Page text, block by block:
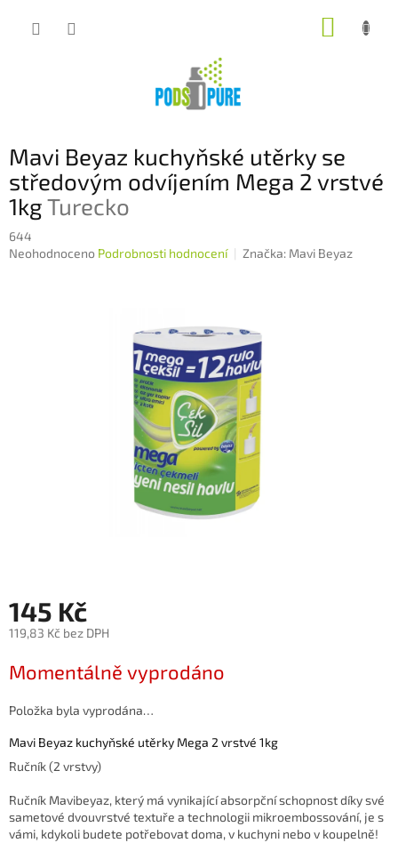
Mavi Beyaz kuchyňské utěrky se
středovým odvíjením Mega 2 vrstvé
1kgTurecko
644
Průměrné
Neohodnoceno Podrobnosti hodnocení Značka: Mavi Beyaz
145 Kč
119,83 Kč bez DPH
cena:
Momentálně vyprodáno
Položka byla vyprodána…
Mavi Beyaz kuchyňské utěrky Mega 2 vrstvé 1kg
Ručník (2 vrstvy)
Ručník Mavibeyaz, který má vynikající absorpční schopnost díky své
sametové dvouvrstvé textuře a technologii mikroembossování, je s
vámi, kdykoli budete potřebovat doma, v kuchyni nebo v koupelně!